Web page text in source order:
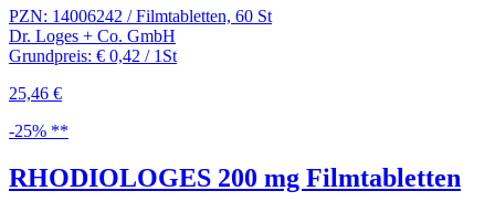
PZN: 14006242 / Filmtabletten, 60 St
Dr. Loges + Co. GmbH
Grundpreis: € 0,42 / 1St
25,46 €
-25% **
RHODIOLOGES 200 mg Filmtabletten